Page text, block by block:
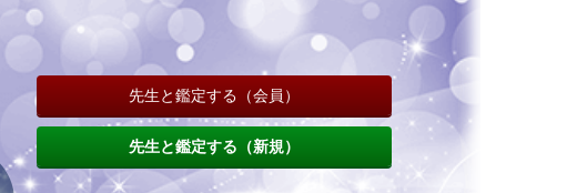
先生と鑑定する（会員）
先生と鑑定する（新規）